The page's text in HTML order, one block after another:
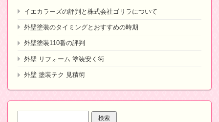
イエカラーズの評判と株式会社ゴリラについて
外壁塗装のタイミングとおすすめの時期
外壁塗装110番の評判
外壁 リフォーム 塗装安く術
外壁 塗装テク 見積術